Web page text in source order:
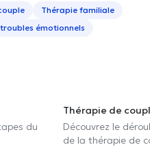
Thérapie familiale
émotionnels
du
Thérapie de
Découvrez le
de la thérapie de